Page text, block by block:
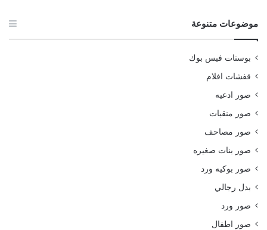
موضوعات متنوعة
بوستات فيس بوك
قفشات افلام
صور ادعيه
صور منقبات
صور مصاحف
صور بنات صغيره
صور بوكيه ورد
بدل رجالي
صور ورد
صور اطفال